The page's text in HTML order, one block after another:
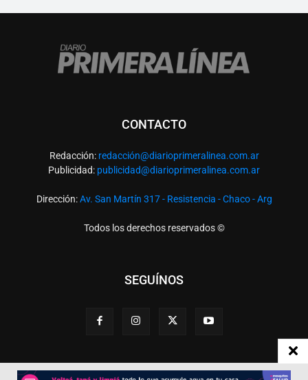
CONTACTO
Redacción: redacción@diarioprimeralinea.com.ar
Publicidad: publicidad@diarioprimeralinea.com.ar
Dirección:Av. San Martín 317 - Resistencia - Chaco - Arg
Todos los derechos reservados ©
SEGUÍNOS